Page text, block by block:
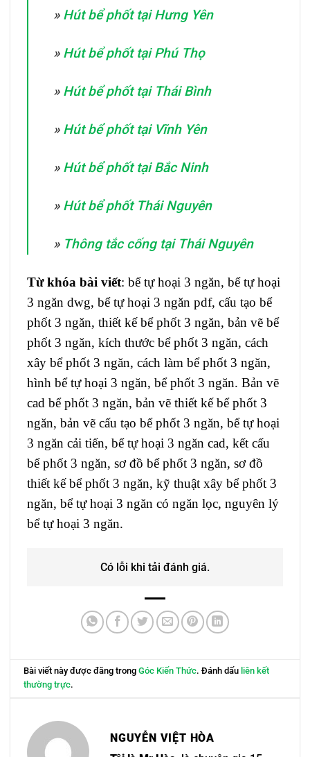
» Hút bể phốt tại Hưng Yên
» Hút bể phốt tại Phú Thọ
» Hút bể phốt tại Thái Bình
» Hút bể phốt tại Vĩnh Yên
» Hút bể phốt tại Bắc Ninh
» Hút bể phốt Thái Nguyên
» Thông tắc cống tại Thái Nguyên
Từ khóa bài viết: bể tự hoại 3 ngăn, bể tự hoại
3 ngăn dwg, bể tự hoại 3 ngăn pdf, cấu tạo bể
phốt 3 ngăn, thiết kế bể phốt 3 ngăn, bản vẽ bể
phốt 3 ngăn, kích thước bể phốt 3 ngăn, cách
xây bể phốt 3 ngăn, cách làm bể phốt 3 ngăn,
hình bể tự hoại 3 ngăn, bể phốt 3 ngăn. Bản vẽ
cad bể phốt 3 ngăn, bản vẽ thiết kế bể phốt 3
ngăn, bản vẽ cấu tạo bể phốt 3 ngăn, bể tự hoại
3 ngăn cải tiến, bể tự hoại 3 ngăn cad, kết cấu
bể phốt 3 ngăn, sơ đồ bể phốt 3 ngăn, sơ đồ
thiết kế bể phốt 3 ngăn, kỹ thuật xây bể phốt 3
ngăn, bể tự hoại 3 ngăn có ngăn lọc, nguyên lý
bể tự hoại 3 ngăn.
Có lỗi khi tải đánh giá.
Bài viết này được đăng trongGóc Kiến Thức. Đánh dấu liên kết
thường trực.
NGUYỄN VIỆT HÒA